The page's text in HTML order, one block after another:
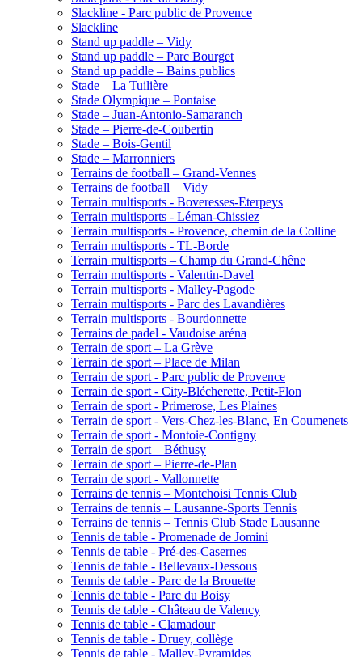
Slackline - Parc public de Provence
Slackline
Stand up paddle – Vidy
Stand up paddle – Parc Bourget
Stand up paddle – Bains publics
Stade – La Tuilière
Stade Olympique – Pontaise
Stade – Juan-Antonio-Samaranch
Stade – Pierre-de-Coubertin
Stade – Bois-Gentil
Stade – Marronniers
Terrains de football – Grand-Vennes
Terrains de football – Vidy
Terrain multisports - Boveresses-Eterpeys
Terrain multisports - Léman-Chissiez
Terrain multisports - Provence, chemin de la Colline
Terrain multisports - TL-Borde
Terrain multisports – Champ du Grand-Chêne
Terrain multisports - Valentin-Davel
Terrain multisports - Malley-Pagode
Terrain multisports - Parc des Lavandières
Terrain multisports - Bourdonnette
Terrains de padel - Vaudoise aréna
Terrain de sport – La Grève
Terrain de sport – Place de Milan
Terrain de sport - Parc public de Provence
Terrain de sport - City-Blécherette, Petit-Flon
Terrain de sport - Primerose, Les Plaines
Terrain de sport - Vers-Chez-les-Blanc, En Coumenets
Terrain de sport - Montoie-Contigny
Terrain de sport – Béthusy
Terrain de sport – Pierre-de-Plan
Terrain de sport - Vallonnette
Terrains de tennis – Montchoisi Tennis Club
Terrains de tennis – Lausanne-Sports Tennis
Terrains de tennis – Tennis Club Stade Lausanne
Tennis de table - Promenade de Jomini
Tennis de table - Pré-des-Casernes
Tennis de table - Bellevaux-Dessous
Tennis de table - Parc de la Brouette
Tennis de table - Parc du Boisy
Tennis de table - Château de Valency
Tennis de table - Clamadour
Tennis de table - Druey, collège
Tennis de table - Malley-Pyramides